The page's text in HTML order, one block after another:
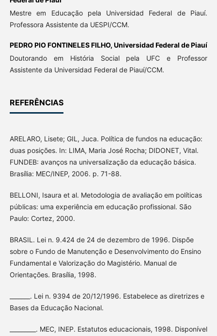
Mestre em Educação pela Universidad Federal de Piauí.
Professora Assistente da UESPI/CCM.
PEDRO PIO FONTINELES FILHO, Universidad Federal de Piauí
Doutorando em História Social pela UFC e Professor
Assistente da Universidad Federal de Piauí/CCM.
REFERÊNCIAS
ARELARO, Lisete; GIL, Juca. Política de fundos na educação:
duas posições. In: LIMA, Maria José Rocha; DIDONET, Vital.
FUNDEB: avanços na universalização da educação básica.
Brasília: MEC/INEP, 2006. p. 71-88.
BELLONI, Isaura et al. Metodologia de avaliação em políticas
públicas: uma experiência em educação profissional. São
Paulo: Cortez, 2000.
BRASIL. Lei n. 9.424 de 24 de dezembro de 1996. Dispõe
sobre o Fundo de Manutenção e Desenvolvimento do Ensino
Fundamental e Valorização do Magistério. Manual de
Orientações. Brasília, 1998.
_______. Lei n. 9394 de 20/12/1996. Estabelece as diretrizes e
Bases da Educação Nacional.
_________. MEC, INEP. Estatutos educacionais, 1998. Disponível